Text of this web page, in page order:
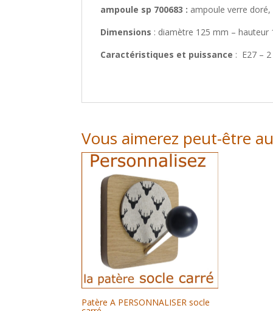
ampoule sp 700683 : ampoule verre
Dimensions : diamètre 125 mm – hauteur
Caractéristiques et puissance : E27 –
Vous aimerez peut-être
Patère A PERSONNALISER socle